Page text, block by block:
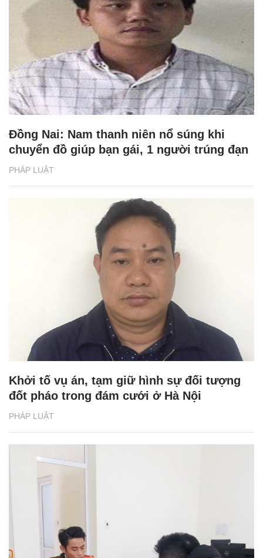
PHÁP LUẬT
Đồng Nai: Nam thanh niên nổ súng khi
chuyển đồ giúp bạn gái, 1 người trúng đạn
PHÁP LUẬT
Khởi tố vụ án, tạm giữ hình sự đối tượng
đốt pháo trong đám cưới ở Hà Nội